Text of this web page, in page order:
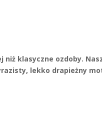
niż klasyczne ozdoby.
lekko drapieżny